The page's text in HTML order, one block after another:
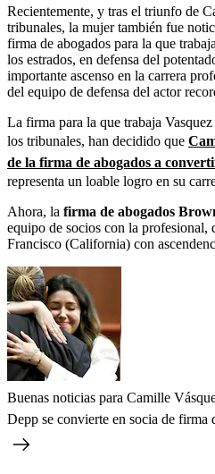
Recientemente, y tras el triunfo de
tribunales, la mujer también fue
firma de abogados para la que
los estrados, en defensa del
importante ascenso en la carrera
del equipo de defensa del actor
La firma para la que trabaja
los tribunales, han decidido que
de la firma de abogados a
representa un loable logro en su
Ahora, la firma de abogados
equipo de socios con la profesional,
Francisco (California) con
Buenas noticias para Camille
Depp se convierte en socia de firma